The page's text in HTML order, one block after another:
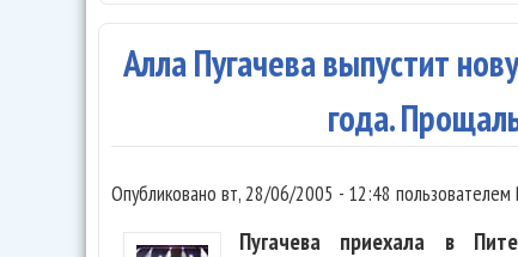
Алла Пугачева выпустит
года.
Опубликовано вт, 28/06/2005 - 12:48 пользователем
Пугачева приехала в